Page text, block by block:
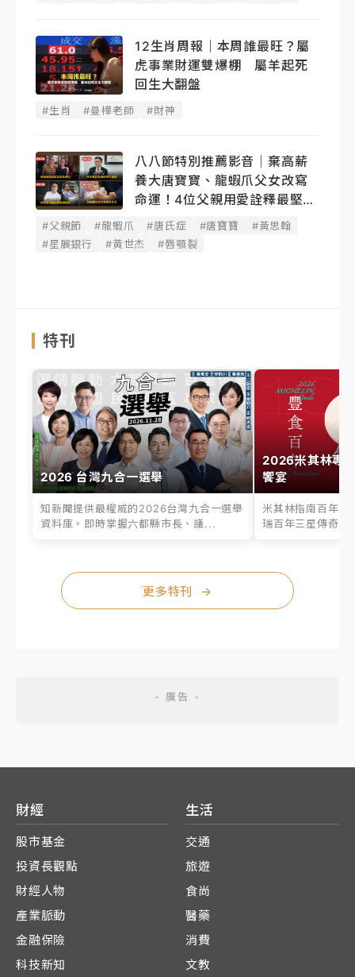
12生肖周報｜本周誰最旺？屬
虎事業財運雙爆棚 屬羊起死
回生大翻盤
#生肖 #曼樺老師 #財神
八八節特別推薦影音｜棄高薪
養大唐寶寶、龍蝦爪父女改寫
命運！4位父親用愛詮釋最堅韌
後盾
#父親節 #龍蝦爪 #唐氏症 #唐寶寶
#黃思翰
#星展銀行
#黃世杰 #唇顎裂
特刊
2026 台灣九合一選舉
知新聞提供最權威的2026台灣九合一選舉
資料庫。即時掌握六都縣市長、議...
2026米其林專
饗宴
米其林指南百年之
瑞百年三星傳奇、
更多特刊 →
財經
股市基金
投資長觀點
財經人物
產業脈動
金融保險
科技新知
生活
交通
旅遊
食尚
醫藥
消費
文教